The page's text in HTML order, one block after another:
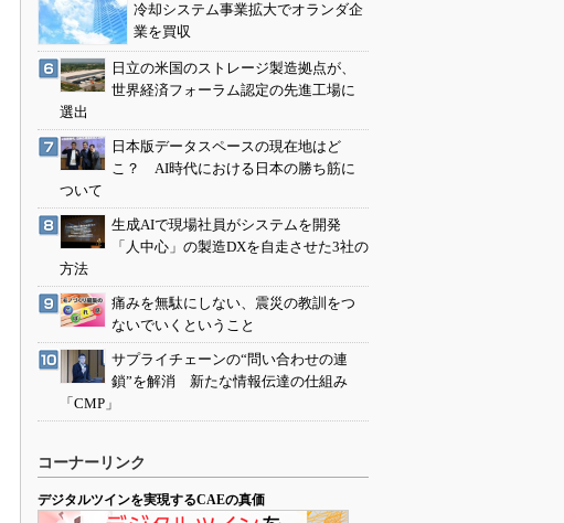
冷却システム事業拡大でオランダ企
業を買収
日立の米国のストレージ製造拠点が、
世界経済フォーラム認定の先進工場に
選出
日本版データスペースの現在地はど
こ？ AI時代における日本の勝ち筋に
ついて
生成AIで現場社員がシステムを開発
「人中心」の製造DXを自走させた3社の
方法
痛みを無駄にしない、震災の教訓をつ
ないでいくということ
サプライチェーンの“問い合わせの連
鎖”を解消 新たな情報伝達の仕組み
「CMP」
コーナーリンク
デジタルツインを実現するCAEの真価